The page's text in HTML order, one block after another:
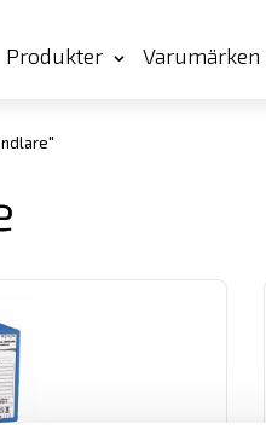
Produkter Varumärken